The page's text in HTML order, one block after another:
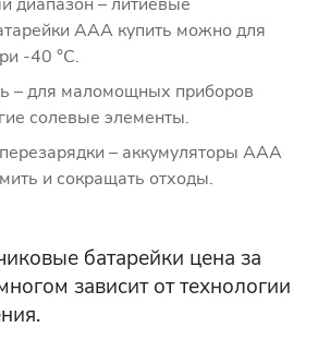
ААА купить можно для
-40 °C.
– для маломощных приборов
солевые элементы.
– аккумуляторы AAA
и сокращать отходы.
батарейки цена за
зависит от технологии